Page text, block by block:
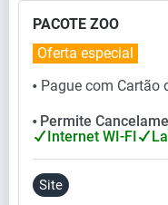
PACOTE ZOO
⬤ Pague com Cartão
Oferta especial
⬤ Permite
Internet WI-FI
Site